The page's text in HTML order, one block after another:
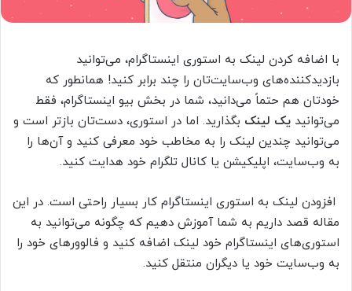
با اضافه کردن لینک به استوری اینستاگرام، می‌توانید
بازدیدکننده‌های وب‌سایت‌تان را چند برابر کنید! همانطور که
خودتان هم حتماً می‌دانید، شما در بخش بیو اینستاگرام، فقط
می‌توانید یک لینک بگذارید. اما در استوری، دست‌تان بازتر است و
می‌توانید چندین لینک را به مخاطب خود معرفی کنید و آن‌ها را
به وب‌سایت، اپلیکیشن یا کانال تلگرام خود هدایت کنید.
افزودن لینک به استوری اینستاگرام کار بسیار راحتی است. در این
مقاله قصد داریم به شما آموزش دهیم که چگونه می‌توانید به
استوری‌های اینستاگرام خود لینک اضافه کنید و فالوورهای خود را
به وب‌سایت خود یا دیگران منتقل کنید.